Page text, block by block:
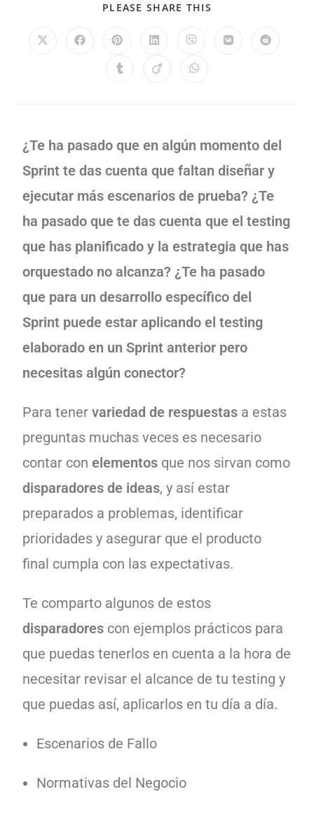
PLEASE SHARE THIS
¿Te ha pasado que en algún momento del
Sprint te das cuenta que faltan diseñar y
ejecutar más escenarios de prueba? ¿Te
ha pasado que te das cuenta que el testing
que has planificado y la estrategia que has
orquestado no alcanza? ¿Te ha pasado
que para un desarrollo específico del
Sprint puede estar aplicando el testing
elaborado en un Sprint anterior pero
necesitas algún conector?
Para tenervariedad de respuestas a estas
preguntas muchas veces es necesario
contar conelementos que nos sirvan como
disparadores de ideas, y así estar
preparados a problemas, identificar
prioridades y asegurar que el producto
final cumpla con las expectativas.
Te comparto algunos de estos
disparadores con ejemplos prácticos para
que puedas tenerlos en cuenta a la hora de
necesitar revisar el alcance de tu testing y
que puedas así, aplicarlos en tu día a día.
Escenarios de Fallo
Normativas del Negocio